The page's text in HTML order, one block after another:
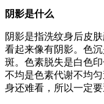
阴影是什么
阴影是指洗纹身后皮
看起来像有阴影。色
斑。色素脱失是白色
不均是色素代谢不均
身还难看，所以一定要